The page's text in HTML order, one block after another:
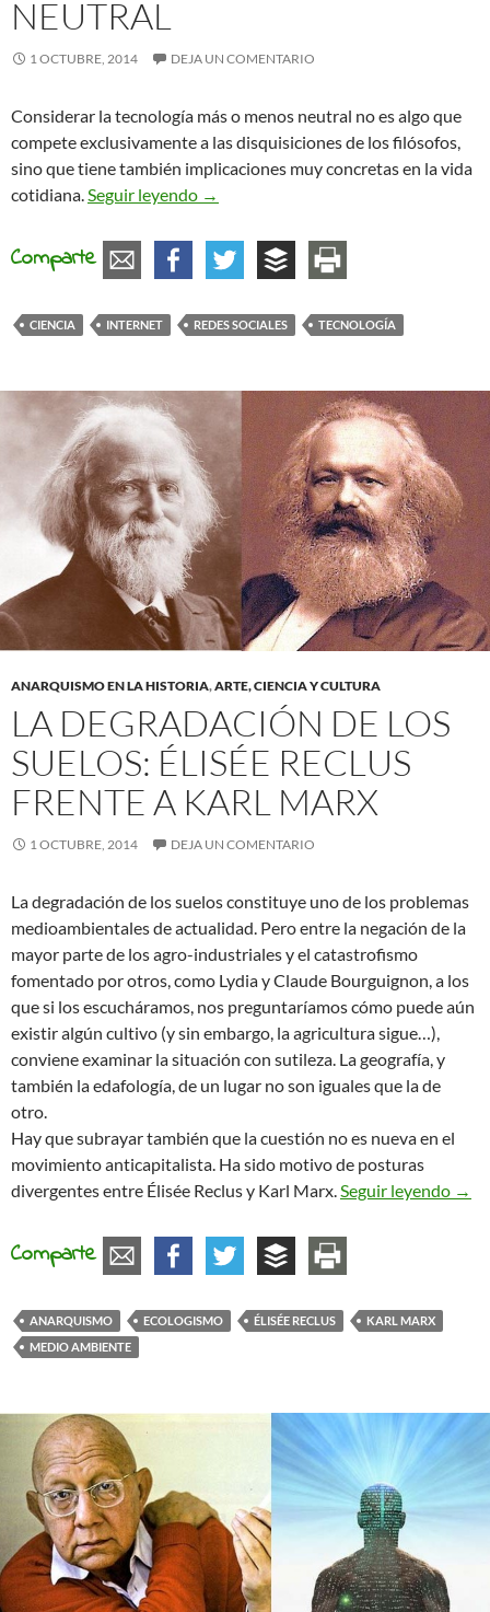
NEUTRAL
1 OCTUBRE, 2014 DEJA UN COMENTARIO
Considerar la tecnología más o menos neutral no es algo que
compete exclusivamente a las disquisiciones de los filósofos,
sino que tiene también implicaciones muy concretas en la vida
cotidiana. Seguir leyendo La tecnología nunca es neutral
→
Comparte
CIENCIA INTERNET REDES SOCIALES TECNOLOGÍA
ANARQUISMO EN LA HISTORIA,ARTE, CIENCIA Y CULTURA
LA DEGRADACIÓN DE LOS
SUELOS: ÉLISÉE RECLUS
FRENTE A KARL MARX
1 OCTUBRE, 2014 DEJA UN COMENTARIO
La degradación de los suelos constituye uno de los problemas
medioambientales de actualidad. Pero entre la negación de la
mayor parte de los agro-industriales y el catastrofismo
fomentado por otros, como Lydia y Claude Bourguignon, a los
que si los escucháramos, nos preguntaríamos cómo puede aún
existir algún cultivo (y sin embargo, la agricultura sigue…),
conviene examinar la situación con sutileza. La geografía, y
también la edafología, de un lugar no son iguales que la de
otro.
Hay que subrayar también que la cuestión no es nueva en el
movimiento anticapitalista. Ha sido motivo de posturas
divergentes entre Élisée Reclus y Karl Marx.Seguir leyendo La
→
Comparte
ANARQUISMO ECOLOGISMO ÉLISÉE RECLUS
KARL MARX
MEDIO AMBIENTE